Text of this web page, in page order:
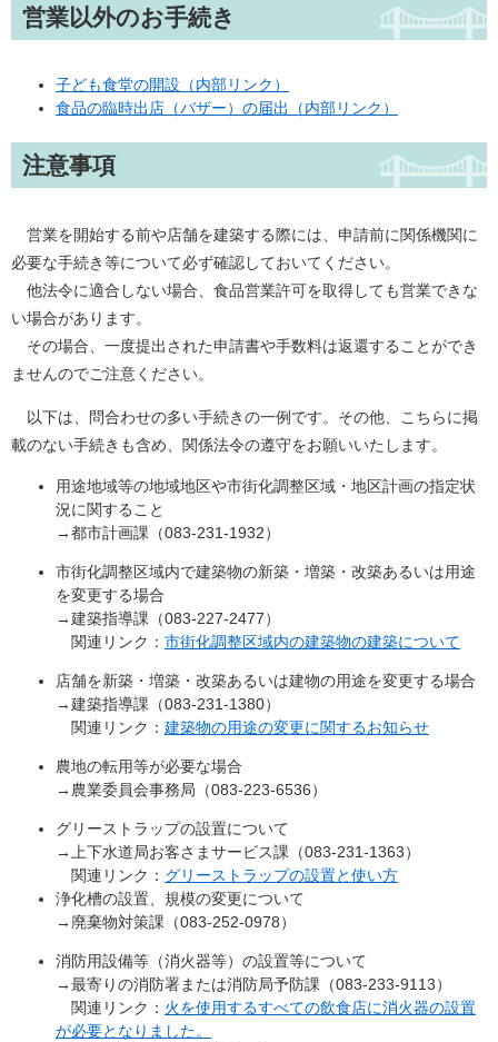
営業以外のお手続き
子ども食堂の開設（内部リンク）
食品の臨時出店（バザー）の届出（内部リンク）
注意事項
営業を開始する前や店舗を建築する際には、申請前に関係機関に
必要な手続き等について必ず確認しておいてください。
他法令に適合しない場合、食品営業許可を取得しても営業できな
い場合があります。
その場合、一度提出された申請書や手数料は返還することができ
ませんのでご注意ください。
以下は、問合わせの多い手続きの一例です。その他、こちらに掲
載のない手続きも含め、関係法令の遵守をお願いいたします。
用途地域等の地域地区や市街化調整区域・地区計画の指定状
況に関すること
→都市計画課（083-231-1932）
市街化調整区域内で建築物の新築・増築・改築あるいは用途
を変更する場合
→建築指導課（083-227-2477）
関連リンク： 市街化調整区域内の建築物の建築について
店舗を新築・増築・改築あるいは建物の用途を変更する場合
→建築指導課（083-231-1380）
関連リンク： 建築物の用途の変更に関するお知らせ
農地の転用等が必要な場合
→農業委員会事務局（083-223-6536）
グリーストラップの設置について
→上下水道局お客さまサービス課（083-231-1363）
関連リンク： グリーストラップの設置と使い方
浄化槽の設置、規模の変更について
→廃棄物対策課（083-252-0978）
消防用設備等（消火器等）の設置等について
→最寄りの消防署または消防局予防課（083-233-9113）
関連リンク： 火を使用するすべての飲食店に消火器の設置
が必要となりました。